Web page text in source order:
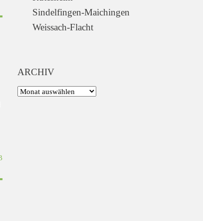
Sindelfingen-Maichingen
Weissach-Flacht
ARCHIV